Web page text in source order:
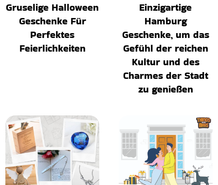
Gruselige Halloween
Geschenke Für
Perfektes
Feierlichkeiten
Einzigartige
Hamburg
Geschenke, um das
Gefühl der reichen
Kultur und des
Charmes der Stadt
zu genießen